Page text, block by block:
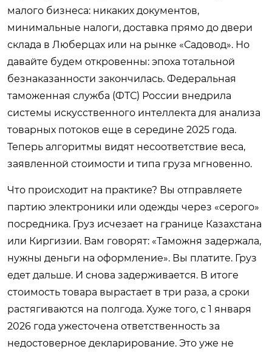
малого бизнеса: никаких документов,
минимальные налоги, доставка прямо до двери
склада в Люберцах или на рынке «Садовод». Но
давайте будем откровенны: эпоха тотальной
безнаказанности закончилась. Федеральная
таможенная служба (ФТС) России внедрила
системы искусственного интеллекта для анализа
товарных потоков еще в середине 2025 года.
Теперь алгоритмы видят несоответствие веса,
заявленной стоимости и типа груза мгновенно.
Что происходит на практике? Вы отправляете
партию электроники или одежды через «серого»
посредника. Груз исчезает на границе Казахстана
или Киргизии. Вам говорят: «Таможня задержала,
нужны деньги на оформление». Вы платите. Груз
едет дальше. И снова задерживается. В итоге
стоимость товара вырастает в три раза, а сроки
растягиваются на полгода. Хуже того, с 1 января
2026 года ужесточена ответственность за
недостоверное декларирование. Это уже не